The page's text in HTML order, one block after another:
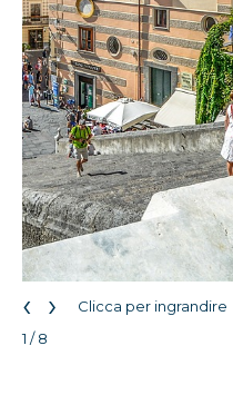
‹ ›
Clicca per ingrandire
1 / 8